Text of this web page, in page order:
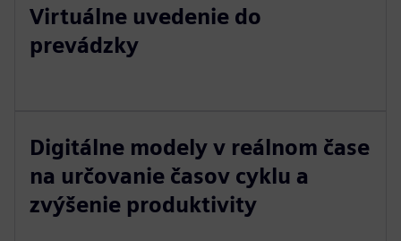
Virtuálne uvedenie do
prevádzky
Digitálne modely v reálnom čase
na určovanie časov cyklu a
zvýšenie produktivity